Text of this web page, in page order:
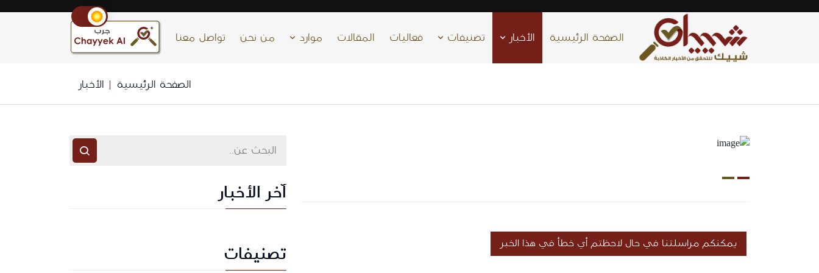
الصفحة الرئيسية الأخبار تصنيفات فعاليات المقالات موارد من نحن تواصل معنا
الصفحة الرئيسية الأخبار
يمكنكم مراسلتنا في حال لاحظتم أي خطأ في هذا الخبر
آخر الأخبار
تصنيفات